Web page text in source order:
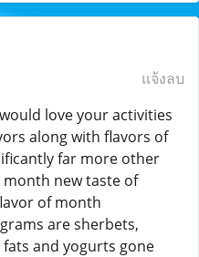
แจ้งลบ
love your activities
along with flavors of
far more other
month new taste of
of month
are sherbets,
and yogurts gone